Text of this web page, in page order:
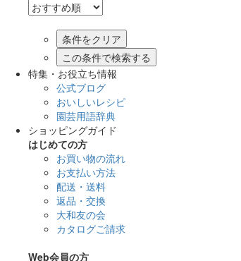
この条件で検索する
特集・お役立ち情報
公式ブログ
おいしいレシピ
園芸用語辞典
ショッピングガイド
はじめての方
お買い物の流れ
お支払い方法
配送・送料
返品・交換
大和友の会
カタログご請求
Web会員の方